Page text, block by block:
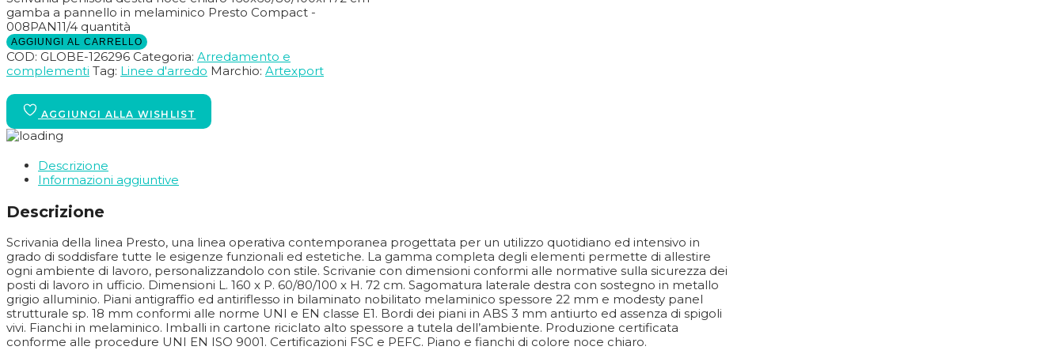
gamba a pannello in melaminico Presto Compact -
008PAN11/4 quantità
AGGIUNGI AL CARRELLO
COD: GLOBE-126296 Categoria: Arredamento e
complementi Tag: Linee d'arredo Marchio: Artexport
Descrizione
Informazioni aggiuntive
Descrizione
Scrivania della linea Presto, una linea operativa contemporanea progettata per un utilizzo quotidiano ed intensivo in
grado di soddisfare tutte le esigenze funzionali ed estetiche. La gamma completa degli elementi permette di allestire
ogni ambiente di lavoro, personalizzandolo con stile. Scrivanie con dimensioni conformi alle normative sulla sicurezza dei
posti di lavoro in ufficio. Dimensioni L. 160 x P. 60/80/100 x H. 72 cm. Sagomatura laterale destra con sostegno in metallo
grigio alluminio. Piani antigraffio ed antiriflesso in bilaminato nobilitato melaminico spessore 22 mm e modesty panel
strutturale sp. 18 mm conformi alle norme UNI e EN classe E1. Bordi dei piani in ABS 3 mm antiurto ed assenza di spigoli
vivi. Fianchi in melaminico. Imballi in cartone riciclato alto spessore a tutela dell’ambiente. Produzione certificata
conforme alle procedure UNI EN ISO 9001. Certificazioni FSC e PEFC. Piano e fianchi di colore noce chiaro.